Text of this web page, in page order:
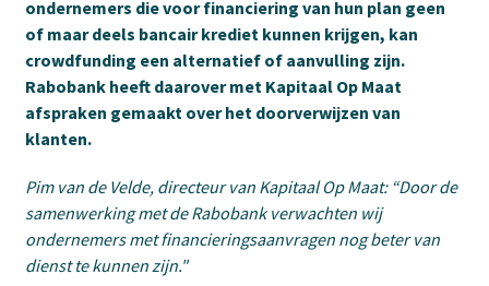
ondernemers die voor financiering van hun plan geen
of maar deels bancair krediet kunnen krijgen, kan
crowdfunding een alternatief of aanvulling zijn.
Rabobank heeft daarover met Kapitaal Op Maat
afspraken gemaakt over het doorverwijzen van
klanten.
Pim van de Velde, directeur van Kapitaal Op Maat: “Door de
samenwerking met de Rabobank verwachten wij
ondernemers met financieringsaanvragen nog beter van
dienst te kunnen zijn."